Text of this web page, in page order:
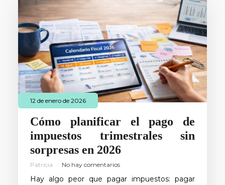
12 de enero de 2026
Cómo planificar el pago de
impuestos trimestrales sin
sorpresas en 2026
Patricia No hay comentarios
Hay algo peor que pagar impuestos: pagar